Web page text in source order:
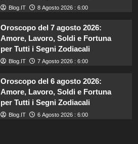
Blog.IT 8 Agosto 2026 : 6:00
Oroscopo del 7 agosto 2026:
Amore, Lavoro, Soldi e Fortuna
per Tutti i Segni Zodiacali
Blog.IT 7 Agosto 2026 : 6:00
Oroscopo del 6 agosto 2026:
Amore, Lavoro, Soldi e Fortuna
per Tutti i Segni Zodiacali
Blog.IT 6 Agosto 2026 : 6:00